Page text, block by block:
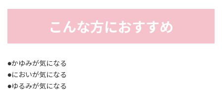
こんな方におすすめ
●かゆみが気になる
●においが気になる
●ゆるみが気になる